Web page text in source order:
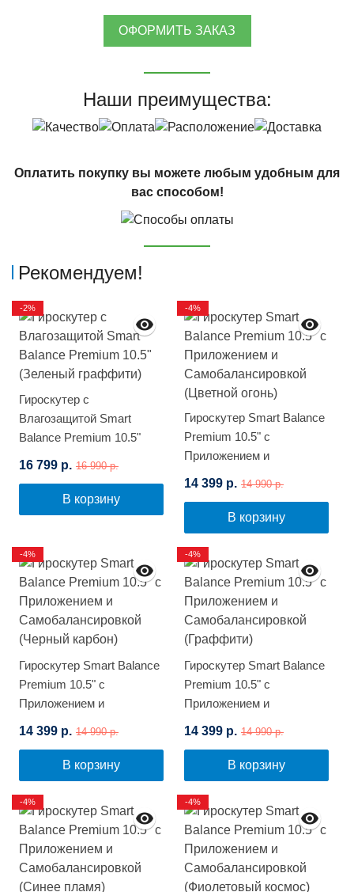
ОФОРМИТЬ ЗАКАЗ
Наши преимущества:
Оплатить покупку вы можете любым удобным для
вас способом!
Рекомендуем!
Гироскутер с
Влагозащитой Smart
Balance Premium 10.5"
16 799 р. 16 990 р.
В корзину
-2%
Гироскутер Smart Balance
Premium 10.5" с
Приложением и
(Цветной огонь)
14 399 р. 14 990 р.
В корзину
-4%
Гироскутер Smart Balance
Premium 10.5" с
Приложением и
(Черный карбон)
14 399 р. 14 990 р.
В корзину
-4%
Гироскутер Smart Balance
Premium 10.5" с
Приложением и
(Граффити)
14 399 р. 14 990 р.
В корзину
-4%
-4% -4%